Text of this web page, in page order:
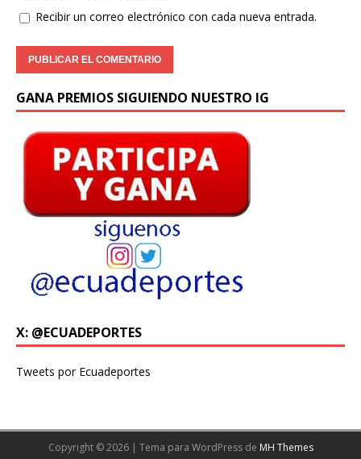
Recibir un correo electrónico con cada nueva entrada.
GANA PREMIOS SIGUIENDO NUESTRO IG
X: @ECUADEPORTES
Tweets por Ecuadeportes
Copyright © 2026 | Tema para WordPress de MH Themes